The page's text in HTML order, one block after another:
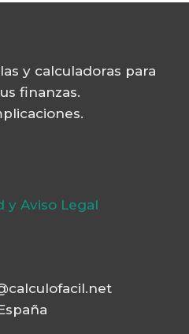
y calculadoras para
finanzas.
y Aviso Legal